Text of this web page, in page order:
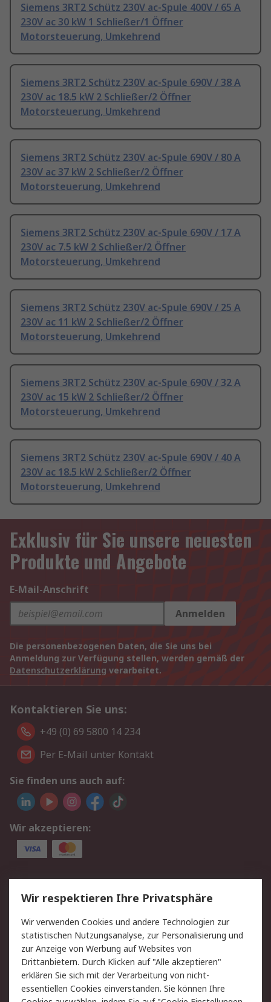
Siemens 3RT2 Schütz 230V ac-Spule 400V / 65 A
230V ac 30 kW 1 Schließer/1 Öffner
Motorsteuerung, Umkehrend
Siemens 3RT2 Schütz 230V ac-Spule 690V / 38 A
230V ac 18.5 kW 2 Schließer/2 Öffner
Motorsteuerung, Umkehrend
Siemens 3RT2 Schütz 230V ac-Spule 690V / 80 A
230V ac 37 kW 2 Schließer/2 Öffner
Motorsteuerung, Umkehrend
Siemens 3RT2 Schütz 230V ac-Spule 690V / 17 A
230V ac 7.5 kW 2 Schließer/2 Öffner
Motorsteuerung, Umkehrend
Siemens 3RT2 Schütz 230V ac-Spule 690V / 25 A
230V ac 11 kW 2 Schließer/2 Öffner
Motorsteuerung, Umkehrend
Siemens 3RT2 Schütz 230V ac-Spule 690V / 32 A
230V ac 15 kW 2 Schließer/2 Öffner
Motorsteuerung, Umkehrend
Siemens 3RT2 Schütz 230V ac-Spule 690V / 40 A
230V ac 18.5 kW 2 Schließer/2 Öffner
Motorsteuerung, Umkehrend
Exklusiv für Sie unsere neuesten
Produkte und Angebote
E-Mail-Anschrift
Anmelden
Die personenbezogenen Daten, die Sie uns bei
Anmeldung zur Verfügung stellen, werden gemäß der
Datenschutzerklärung verarbeitet.
Kontaktieren Sie uns:
+49 (0) 69 5800 14 234
Per E-Mail unter Kontakt
Sie finden uns auch auf:
Wir akzeptieren:
Service
Value Added Services
Lieferlösungen
Rücksendungen
Kontakt
Hilfe
Privatkunden
Rechtliches
AGB Datenschutz
Wir respektieren Ihre Privatsphäre
Wir verwenden Cookies und andere Technologien zur
statistischen Nutzungsanalyse, zur Personalisierung und
zur Anzeige von Werbung auf Websites von
Drittanbietern. Durch Klicken auf "Alle akzeptieren"
erklären Sie sich mit der Verarbeitung von nicht-
essentiellen Cookies einverstanden. Sie können Ihre